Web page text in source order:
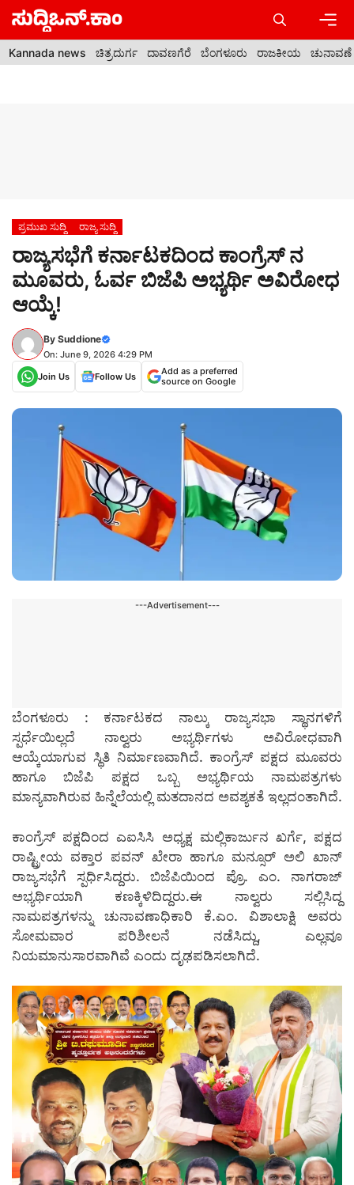
Skip
content
Kannada news ಚಿತ್ರದುರ್ಗ ದಾವಣಗೆರೆ ಬೆಂಗಳೂರು ರಾಜಕೀಯ ಚುನಾವಣೆ
ಪ್ರಮುಖ ಸುದ್ದಿ ರಾಜ್ಯ ಸುದ್ದಿ
ರಾಜ್ಯಸಭೆಗೆ ಕರ್ನಾಟಕದಿಂದ ಕಾಂಗ್ರೆಸ್ ನ
ಮೂವರು, ಓರ್ವ ಬಿಜೆಪಿ ಅಭ್ಯರ್ಥಿ ಅವಿರೋಧ
ಆಯ್ಕೆ!
By Suddione
On: June 9, 2026 4:29 PM
Join Us
Follow Us
Add as a preferred
source on Google
---Advertisement---
ಬೆಂಗಳೂರು : ಕರ್ನಾಟಕದ ನಾಲ್ಕು ರಾಜ್ಯಸಭಾ ಸ್ಥಾನಗಳಿಗೆ
ಸ್ಪರ್ಧೆಯಿಲ್ಲದೆ ನಾಲ್ವರು ಅಭ್ಯರ್ಥಿಗಳು ಅವಿರೋಧವಾಗಿ
ಆಯ್ಕೆಯಾಗುವ ಸ್ಥಿತಿ ನಿರ್ಮಾಣವಾಗಿದೆ. ಕಾಂಗ್ರೆಸ್ ಪಕ್ಷದ ಮೂವರು
ಹಾಗೂ ಬಿಜೆಪಿ ಪಕ್ಷದ ಒಬ್ಬ ಅಭ್ಯರ್ಥಿಯ ನಾಮಪತ್ರಗಳು
ಮಾನ್ಯವಾಗಿರುವ ಹಿನ್ನೆಲೆಯಲ್ಲಿ ಮತದಾನದ ಅವಶ್ಯಕತೆ ಇಲ್ಲದಂತಾಗಿದೆ.
ಕಾಂಗ್ರೆಸ್ ಪಕ್ಷದಿಂದ ಎಐಸಿಸಿ ಅಧ್ಯಕ್ಷ ಮಲ್ಲಿಕಾರ್ಜುನ ಖರ್ಗೆ, ಪಕ್ಷದ
ರಾಷ್ಟ್ರೀಯ ವಕ್ತಾರ ಪವನ್ ಖೇರಾ ಹಾಗೂ ಮನ್ಸೂರ್ ಅಲಿ ಖಾನ್
ರಾಜ್ಯಸಭೆಗೆ ಸ್ಪರ್ಧಿಸಿದ್ದರು. ಬಿಜೆಪಿಯಿಂದ ಪ್ರೊ. ಎಂ. ನಾಗರಾಜ್
ಅಭ್ಯರ್ಥಿಯಾಗಿ ಕಣಕ್ಕಿಳಿದಿದ್ದರು.ಈ ನಾಲ್ವರು ಸಲ್ಲಿಸಿದ್ದ
ನಾಮಪತ್ರಗಳನ್ನು ಚುನಾವಣಾಧಿಕಾರಿ ಕೆ.ಎಂ. ವಿಶಾಲಾಕ್ಷಿ ಅವರು
ಸೋಮವಾರ ಪರಿಶೀಲನೆ ನಡೆಸಿದ್ದು, ಎಲ್ಲವೂ
ನಿಯಮಾನುಸಾರವಾಗಿವೆ ಎಂದು ದೃಢಪಡಿಸಲಾಗಿದೆ.